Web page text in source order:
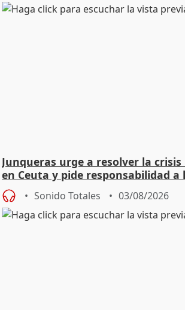
Junqueras urge a resolver la
en Ceuta y pide responsabilidad a
Sonido Totales 03/08/2026